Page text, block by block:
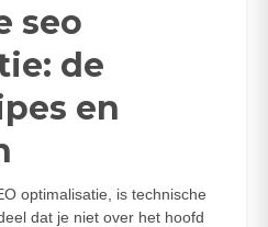
seo
de
en
optimalisatie, is technische
dat je niet over het hoofd